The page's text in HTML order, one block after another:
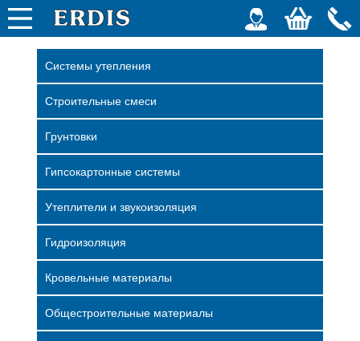
Системы утепления
Строительные смеси
Грунтовки
Гипсокартонные системы
Утеплители и звукоизоляция
Гидроизоляция
Кровельные материалы
Общестроительные материалы